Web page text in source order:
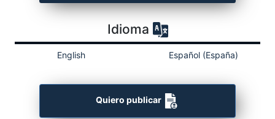
Idioma
English Español (España)
Quiero publicar